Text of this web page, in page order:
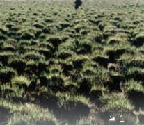
 1